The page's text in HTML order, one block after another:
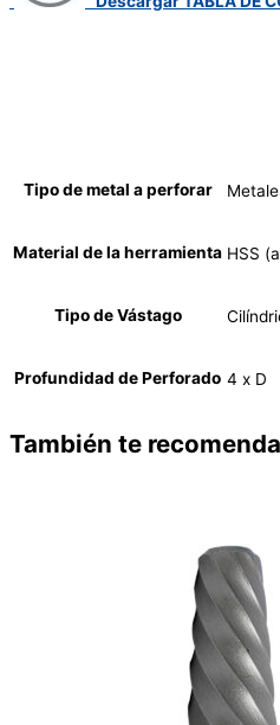
Tipo de metal a perforar
Material de la herramienta HSS
Tipo de Vástago
Profundidad de Perforado 4 x D
También te